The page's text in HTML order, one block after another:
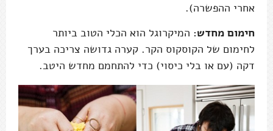
אחרי ההפשרה).
חימום מחדש: המיקרוגל הוא הכלי הטוב ביותר
לחימום של הקוסקוס הקר. קערה גדושה צריכה בערך
דקה (עם או בלי כיסוי) כדי להתחמם מחדש היטב.